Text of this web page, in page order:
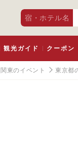
宿・ホテル名
観光ガイド クーポン
関東のイベント 東京都